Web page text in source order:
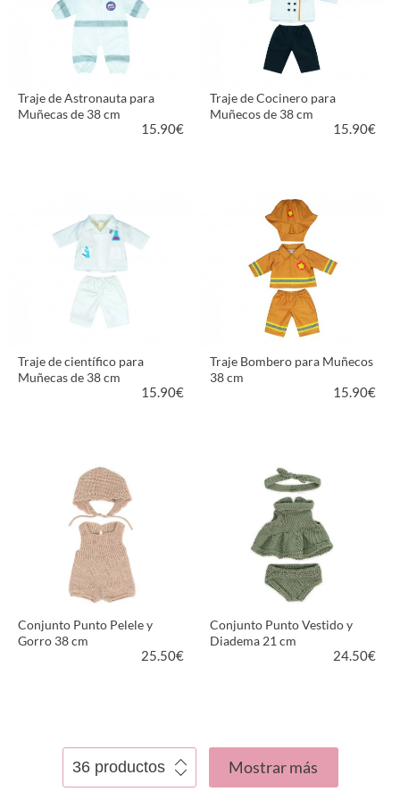
Traje de Astronauta para
Muñecas de 38 cm
15.90€
Traje de Cocinero para
Muñecos de 38 cm
15.90€
VER PRODUCTO
Traje de científico para
Muñecas de 38 cm
15.90€
VER PRODUCTO
Traje Bombero para Muñecos
38 cm
15.90€
VER PRODUCTO
Conjunto Punto Pelele y
Gorro 38 cm
25.50€
Conjunto Punto Vestido y
Diadema 21 cm
24.50€
Mostrar más